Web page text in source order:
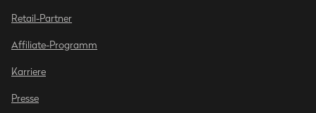
Retail-Partner
Affiliate-Programm
Karriere
Presse